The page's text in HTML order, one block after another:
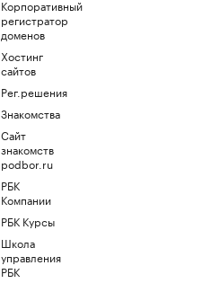
Корпоративный
регистратор
доменов
Хостинг
сайтов
Рег.решения
Знакомства
Сайт
знакомств
podbor.ru
РБК
Компании
РБК Курсы
Школа
управления
РБК